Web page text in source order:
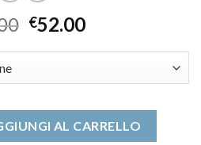
€52.00
quantitàAL CARRELLO